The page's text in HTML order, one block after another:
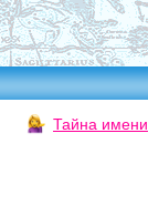
Тайна имени